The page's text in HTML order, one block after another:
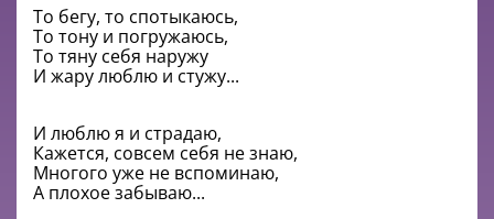
То бегу, то спотыкаюсь,
То тону и погружаюсь,
То тяну себя наружу
И жару люблю и стужу...
И люблю я и страдаю,
Кажется, совсем себя не знаю,
Многого уже не вспоминаю,
А плохое забываю...